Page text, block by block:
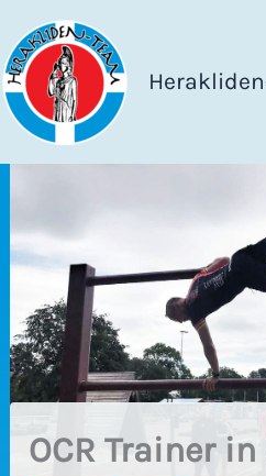
Inhalt
springen
OCR Trainer in